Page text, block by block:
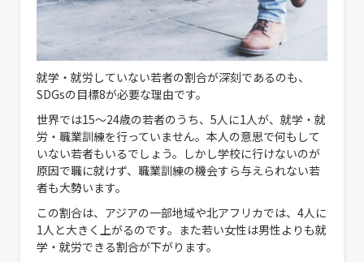
就学・就労していない若者の割合が深刻であるのも、
SDGsの目標8が必要な理由です。
世界では15～24歳の若者のうち、5人に1人が、就学・就
労・職業訓練を行っていません。本人の意思で何もして
いない若者もいるでしょう。しかし学校に行けないのが
原因で職に就けず、職業訓練の機会すら与えられない若
者も大勢います。
この割合は、アジアの一部地域や北アフリカでは、4人に
1人と大きく上がるのです。また若い女性は男性よりも就
学・就労できる割合が下がります。